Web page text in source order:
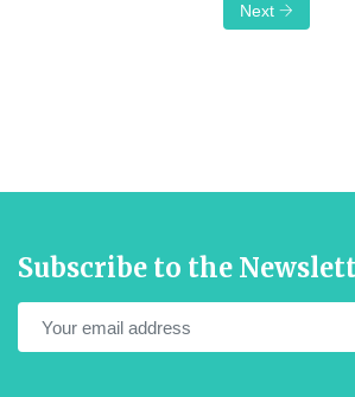
Next
Subscribe to the